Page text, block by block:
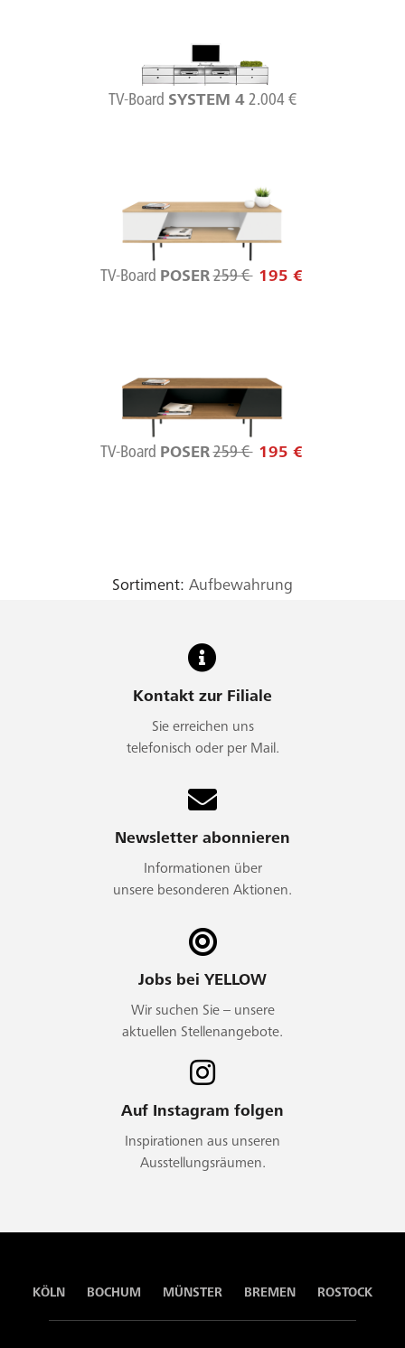
TV-Board SYSTEM 42.004 €
TV-Board POSER259 € 195 €
TV-Board POSER259 € 195 €
Sortiment: Aufbewahrung
Kontakt zur Filiale
Sie erreichen uns
telefonisch oder per Mail.
Newsletter abonnieren
Informationen über
unsere besonderen Aktionen.
Jobs bei YELLOW
Wir suchen Sie – unsere
aktuellen Stellenangebote.
Auf Instagram folgen
Inspirationen aus unseren
Ausstellungsräumen.
KÖLN BOCHUM MÜNSTER BREMEN ROSTOCK